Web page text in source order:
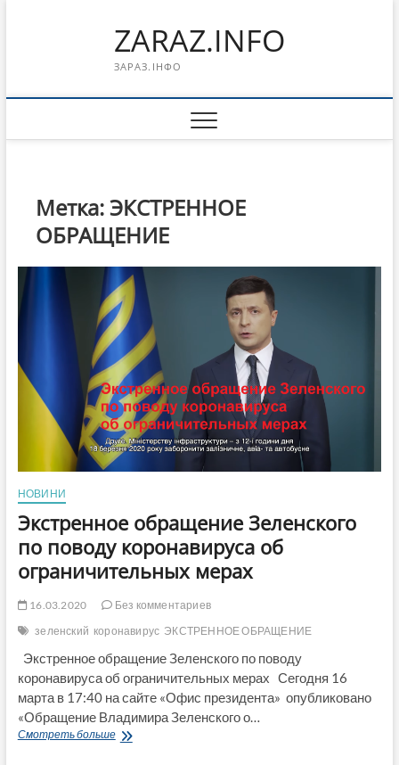
ZARAZ.INFO
ЗАРАЗ.ІНФО
Метка:ЭКСТРЕННОЕ
ОБРАЩЕНИЕ
НОВИНИ
Экстренное обращение Зеленского
по поводу коронавируса об
ограничительных мерах
16.03.2020
Без комментариев
зеленский коронавирус ЭКСТРЕННОЕ ОБРАЩЕНИЕ
Экстренное обращение Зеленского по поводу
коронавируса об ограничительных мерах Сегодня 16
марта в 17:40 на сайте «Офис президента» опубликовано
«Обращение Владимира Зеленского о…
Смотреть большеЭкстренное